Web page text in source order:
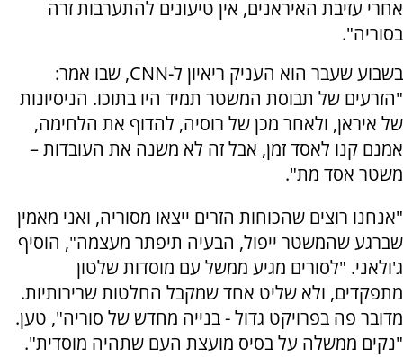
אחרי עזיבת האיראנים, אין טיעונים להתערבות זרה
בסוריה".
בשבוע שעבר הוא העניק ריאיון ל-CNN, שבו אמר:
"הזרעים של תבוסת המשטר תמיד היו בתוכו. הניסיונות
של איראן, ולאחר מכן של רוסיה, להדוף את הלחימה,
אמנם קנו לאסד זמן, אבל זה לא משנה את העובדות –
משטר אסד מת".
"אנחנו רוצים שהכוחות הזרים ייצאו מסוריה, ואני מאמין
שברגע שהמשטר ייפול, הבעיה תיפתר מעצמה", הוסיף
ג'ולאני. "לסורים מגיע ממשל עם מוסדות שלטון
מתפקדים, ולא שליט אחד שמקבל החלטות שרירותיות.
מדובר פה בפרויקט גדול - בנייה מחדש של סוריה", טען.
"נקים ממשלה על בסיס מועצת העם שתהיה מוסדית".